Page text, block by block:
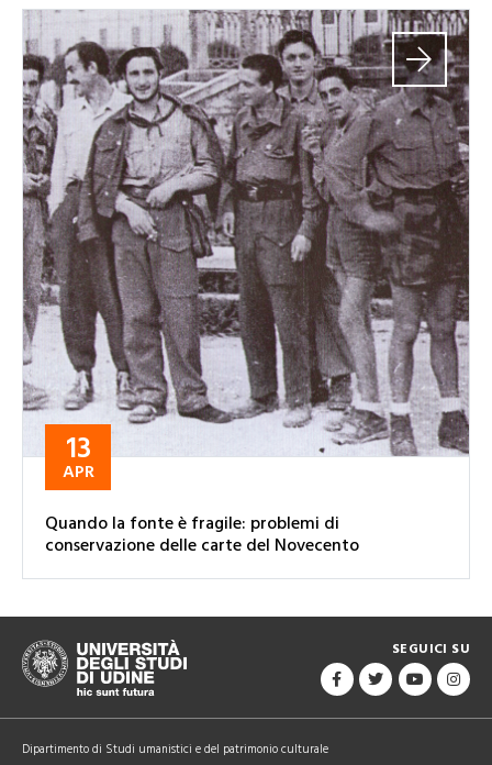
13
APR
Quando la fonte è fragile: problemi di
conservazione delle carte del Novecento
SEGUICI SU
Dipartimento di Studi umanistici e del patrimonio culturale